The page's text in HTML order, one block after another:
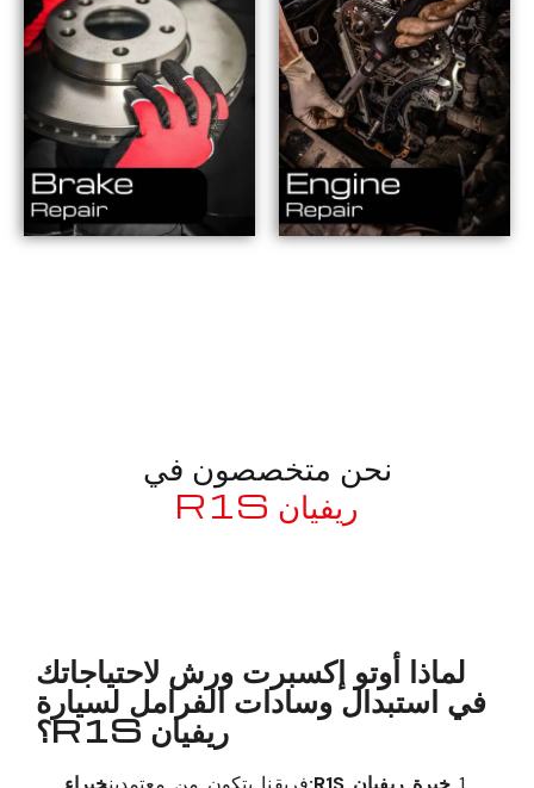
نحن متخصصون في
ريفيان R1S
لماذا أوتو إكسبرت ورش لاحتياجاتك
في استبدال وسادات الفرامل لسيارة
ريفيان R1S؟